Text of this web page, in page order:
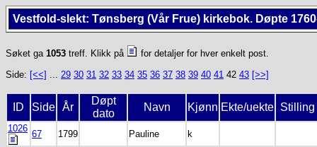
Vestfold-slekt: Tønsberg (Vår Frue) kirkebok. Døpte
Søket ga 1053 treff. Klikk på
for detaljer for hver enkelt post.
Side: [<<] ... 29 30 31 32 33 34 35 36 37 38 39 40 41 42 43 [>>]
ID Side År
Døpt
dato
Navn Kjønn Ekte/uekte Stilling
1026
67 1799 Pauline
k